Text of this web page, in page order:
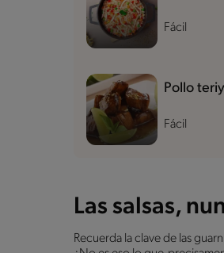
Fácil
Fácil
Pollo
Las salsas,
Recuerda la clave de las